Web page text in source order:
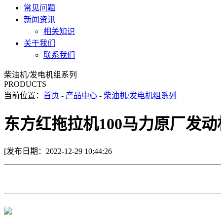
常见问题
新闻资讯
相关知识
关于我们
联系我们
柴油机/发电机组系列
PRODUCTS
当前位置： 首页 - 产品中心 - 柴油机/发电机组系列
东方红拖拉机100马力原厂发动
[发布日期：2022-12-29 10:44:26